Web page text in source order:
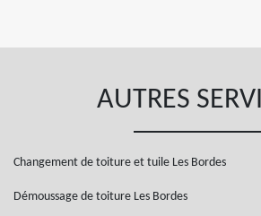
AUTRES
Changement de toiture et tuile Les Bordes
Démoussage de toiture Les Bordes